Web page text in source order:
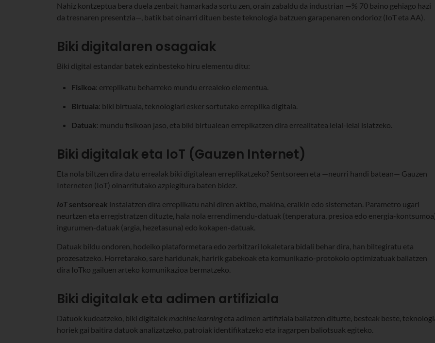
Nahiz kontzeptua bera duela zenbait hamarkada sortu zen, orain zabaldu da industrian —% 70 baino gehiago hazi
da tresnaren presentzia—, batik bat oinarri dituen beste teknologia batzuen garapenaren ondorioz (IoT eta AA).
Biki digitalaren osagaiak
Biki digital estandar batek ezinbesteko hiru elementu ditu:
Fisikoa: erreplikatu beharreko mundu errealeko elementua.
Birtuala: biki birtuala, teknologiari esker sortutako erreplika digitala.
Datuak: mundu fisikoan jaso, eta biki birtualean errepikatzen dira errealitatea leial-leial islatzeko.
Biki digitalak eta IoT (Gauzen Internet)
Eta nola biltzen dira datu errealak biki digitalean erreplikatzeko? Sentsoreen eta —neurri handi batean— Gauzen
Interneten (IoT) oinarritutako azpiegitura baten bidez.
IoT sentsoreak instalatzen dira erreplikatu nahi diren aktibo, makina, eraikin edo sistemetan. Parametro ugari
neurtzen eta erregistratzen dituzte, hala nola errendimendu-datuak (tenperatura, presioa edo energia-
ingurumen-datuak (argia, hezetasuna) edo kokapen-datuak.
Datuak bildu ondoren, hodeiko plataformetara edo zerbitzari lokaletara bidali behar dira, han biltegiratu eta
prozesatzeko. Horretarako, sare haridunak, haririk gabekoak eta komunikazio-protokolo optimizatuak baliatzen
dira IoTko gailuen arteko komunikazioa bermatzeko.
Biki digitalak eta adimen artifiziala
Datuok kudeatzeko, biki digitalek machine learningeta adimen artifiziala baliatzen dituzte, besteak beste,
horiek gai baitira datuok analizatzeko, patroiak identifikatzeko eta iragarpen baliotsuak egiteko.